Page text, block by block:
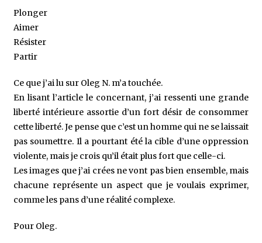
Plonger
Aimer
Résister
Partir
Ce que j’ai lu sur Oleg N. m’a touchée.
En lisant l’article le concernant, j’ai ressenti une grande
liberté intérieure assortie d’un fort désir de consommer
cette liberté. Je pense que c’est un homme qui ne se laissait
pas soumettre. Il a pourtant été la cible d’une oppression
violente, mais je crois qu’il était plus fort que celle-ci.
Les images que j’ai crées ne vont pas bien ensemble, mais
chacune représente un aspect que je voulais exprimer,
comme les pans d’une réalité complexe.
Pour Oleg.